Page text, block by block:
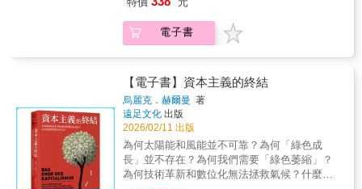
喬治梅森大學經濟學教授經濟學的既定事實常
讓許多人大惑不解。索維爾以堪稱經典的方
式，揭去這些事實的神秘面紗，使其容易理
Boaz），卡托研究所（Cato Institute）副所長
只要掌握最關鍵的總經知識，就能看清大局、
聰明決策、活化資產。◎推薦（按姓氏筆畫排
列）王之杰｜《今周刊》研發長柏頓．墨基爾
十足。」──《邁阿密先鋒報》「篇幅短卻資訊
豐富，絕不無聊，還經常很幽默。非常容易閱
讀，在一趟飛機旅程中就能消化。」──川特．
哈姆，《基督教科學箴言報》線上版「本書能
夠成功以『更經濟』的方式解釋經濟學，應歸
功於作者的知識與寫作能力，這令我非常佩
服。」──劉瑞華，清華大學榮譽教授「精選數
反而會讓你賠掉更多未來？ 看透評價真相：為
什麼人寧可相信不認識的網民評論，也不信專
業廣告？ 不必懂數學，只要看清心理學盲點，
就能扭轉人生賽局，創造「少輸多贏」的結
果！
萊斯，攜手世界銀行經濟學家弗拉卡羅利，告
訴你在疫情後的地緣政治動盪時代，不得不了
解的真相！★真正看懂通膨真相，拒絕盲目恐
動盪，才是大多通膨主因（印鈔票只是結果）
常見疑問２：通膨讓東西變貴，所以這是壞
事？答：當經濟成長、市場蓬勃時，物價、薪
水會一起穩定上漲，這便是好的通膨壞的通膨
是？物價和薪水成長速度脫鉤，讓你感到「萬
物齊漲」！而對欠債的人來說，通膨甚至是好
事——當錢變小了，要還的錢也會縮水。常見
疑問３：為何通膨發生，央行就「升息」？這
電子書
【電子書】資本主義的終結
烏麗克．赫爾曼 著
遠足文化 出版
2026/02/11 出版
為何太陽能和風能並不可靠？為何「綠色成
長」並不存在？為何我們需要「綠色萎縮」？
為何技術革新和數位化無法拯救氣候？什麼是